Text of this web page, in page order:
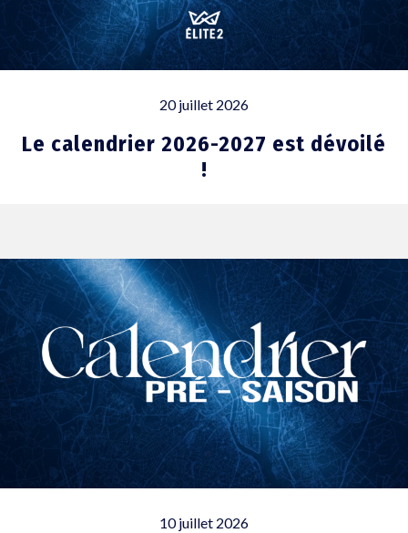
20 juillet 2026
Le calendrier 2026-2027 est dévoilé
!
10 juillet 2026